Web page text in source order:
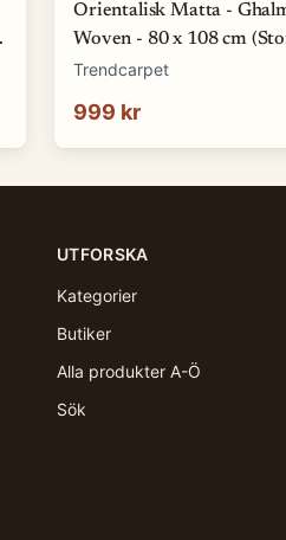
Orientalisk Matta -
Woven - 80 x 108 cm
108 cm)
Trendcarpet
999 kr
UTFORSKA
Kategorier
Butiker
Alla produkter A-Ö
Sök